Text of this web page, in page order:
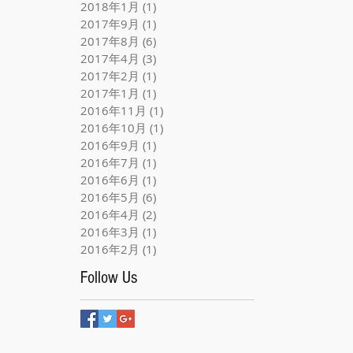
2018年1月 (1)
2017年9月 (1)
2017年8月 (6)
2017年4月 (3)
2017年2月 (1)
2017年1月 (1)
2016年11月 (1)
2016年10月 (1)
2016年9月 (1)
2016年7月 (1)
2016年6月 (1)
2016年5月 (6)
2016年4月 (2)
2016年3月 (1)
2016年2月 (1)
Follow Us